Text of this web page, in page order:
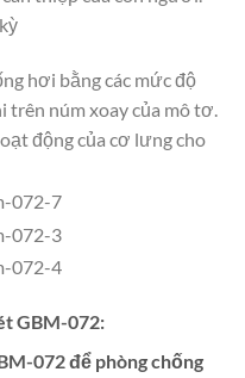
hơi bằng các mức độ
trên núm xoay của mô tơ.
động của cơ lưng cho
GBM-072:
072 để phòng chống